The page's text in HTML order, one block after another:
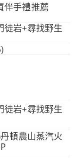
伴手禮推薦
徒岩+尋找野生
徒岩+尋找野生
頓農山蒸汽火